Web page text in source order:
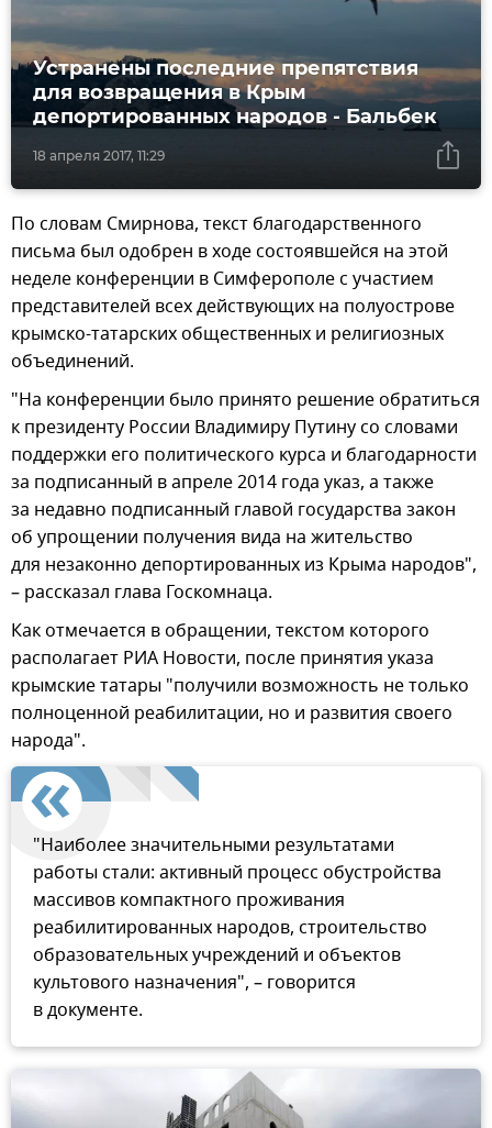
18 апреля 2017, 11:29
Устранены последние препятствия
для возвращения в Крым
депортированных народов - Бальбек
По словам Смирнова, текст благодарственного
письма был одобрен в ходе состоявшейся на этой
неделе конференции в Симферополе с участием
представителей всех действующих на полуострове
крымско-татарских общественных и религиозных
объединений.
"На конференции было принято решение обратиться
к президенту России Владимиру Путину со словами
поддержки его политического курса и благодарности
за подписанный в апреле 2014 года указ, а также
за недавно подписанный главой государства закон
об упрощении получения вида на жительство
для незаконно депортированных из Крыма народов",
– рассказал глава Госкомнаца.
Как отмечается в обращении, текстом которого
располагает РИА Новости, после принятия указа
крымские татары "получили возможность не только
полноценной реабилитации, но и развития своего
народа".
"Наиболее значительными результатами
работы стали: активный процесс обустройства
массивов компактного проживания
реабилитированных народов, строительство
образовательных учреждений и объектов
культового назначения", – говорится
в документе.